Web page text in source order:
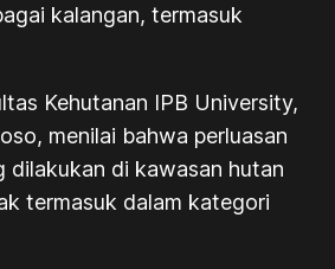
kalangan, termasuk
Kehutanan IPB University,
menilai bahwa perluasan
dilakukan di kawasan hutan
termasuk dalam kategori